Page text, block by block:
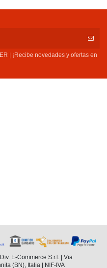
| ¡Recibe novedades y ofertas en
E-Commerce S.r.l. | Via
(BN), Italia | NIF-IVA